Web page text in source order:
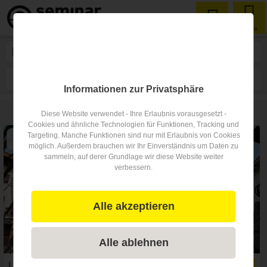
Menu
2Seminarlocations in Hochkönig
Informationen zur Privatsphäre
Diese Website verwendet - Ihre Erlaubnis vorausgesetzt -
Cookies und ähnliche Technologien für Funktionen, Tracking und
Targeting. Manche Funktionen sind nur mit Erlaubnis von Cookies
möglich. Außerdem brauchen wir Ihr Einverständnis um Daten zu
sammeln, auf derer Grundlage wir diese Website weiter
verbessern.
Alle akzeptieren
Alle ablehnen